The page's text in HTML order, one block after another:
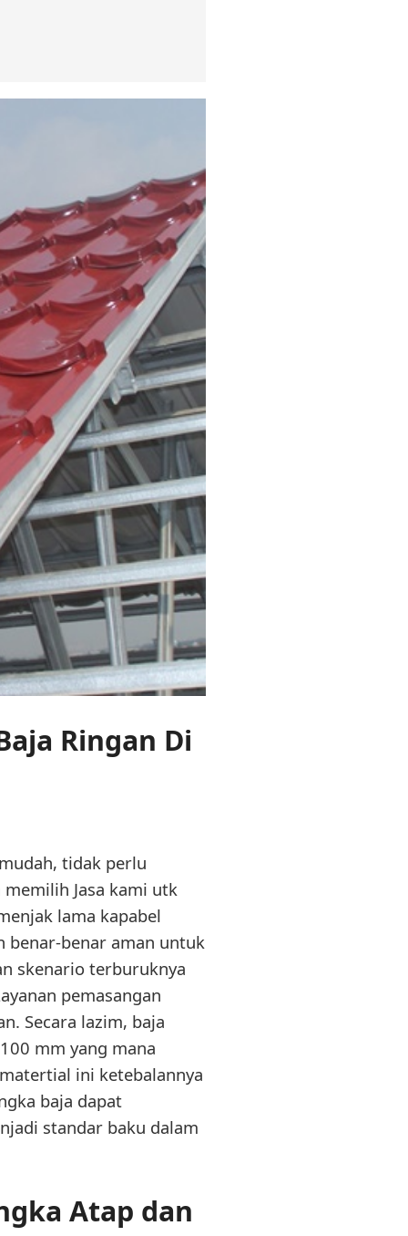
Ringan Di
tidak perlu
Jasa kami utk
lama kapabel
benar-benar aman untuk
skenario terburuknya
pemasangan
Secara lazim, baja
mm yang mana
ini ketebalannya
baja dapat
standar baku dalam
Atap dan